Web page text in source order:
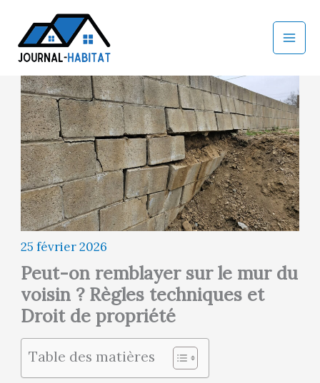
contenu
25 février 2026
Peut-on remblayer sur le mur du
voisin ? Règles techniques et
Droit de propriété
Table des matières